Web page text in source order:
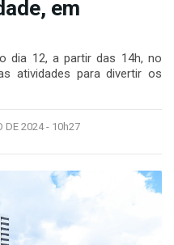
em
dia 12, a partir das 14h, no
atividades para divertir os
DE 2024 - 10h27